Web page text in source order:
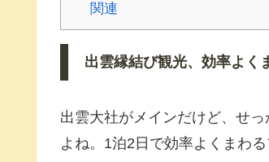
関連
出雲縁結び観光、効率よく
出雲大社がメインだけど、せ
よね。1泊2日で効率よくまわ